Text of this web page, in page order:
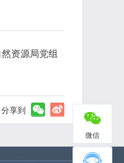
资源局党组
分享到
微信